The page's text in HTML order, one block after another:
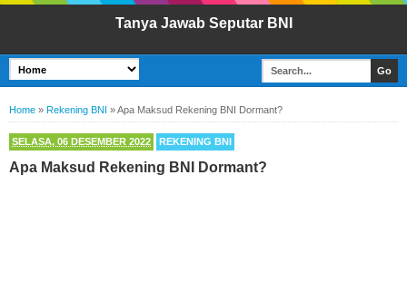
Tanya Jawab Seputar BNI
Home » Rekening BNI »Apa Maksud Rekening BNI Dormant?
SELASA, 06 DESEMBER 2022 REKENING BNI
Apa Maksud Rekening BNI Dormant?